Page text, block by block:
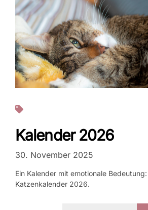
Kalender 2026
30. November 2025
Ein Kalender mit emotionale
Katzenkalender 2026.